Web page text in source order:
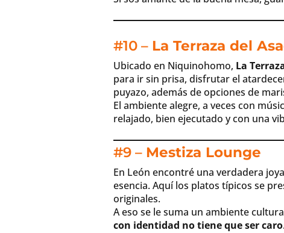
#10 – La Terraza del
Ubicado en Niquinohomo, La
para ir sin prisa, disfrutar el
puyazo, además de opciones de
El ambiente alegre, a veces con
relajado, bien ejecutado y con una
#9 – Mestiza Lounge
En León encontré una verdadera
esencia. Aquí los platos típicos se
originales.
A eso se le suma un ambiente
con identidad no tiene que ser caro